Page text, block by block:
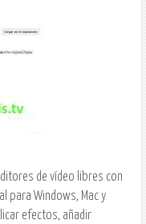
de vídeo libres con
para Windows, Mac y
efectos, añadir